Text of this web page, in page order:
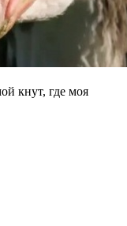
кнут, где моя